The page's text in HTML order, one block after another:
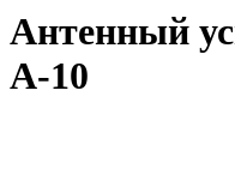
Антенный
A-10